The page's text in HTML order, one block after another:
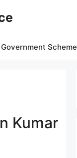
Government Scheme
Kumar